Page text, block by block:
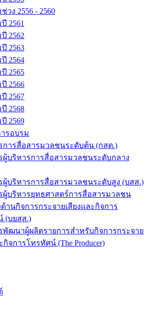
วง 2556 - 2560
2561
2562
2563
2564
2565
2566
2567
2568
2569
รอบรม
การสื่อสารมวลชนระดับต้น (กสต.)
ผู้บริหารการสื่อสารมวลชนระดับกลาง
ผู้บริหารการสื่อสารมวลชนระดับสูง (บสส.)
ผู้บริหารยุทธศาสตร์การสื่อสารมวลชน
านกิจการกระจายเสียงและกิจการ
(บยสส.)
พัฒนาผู้ผลิตรายการสำหรับกิจการกระจาย
กิจการโทรทัศน์ (The Producer)